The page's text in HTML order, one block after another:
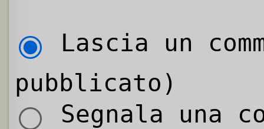
Lascia un
pubblicato)
Segnala una